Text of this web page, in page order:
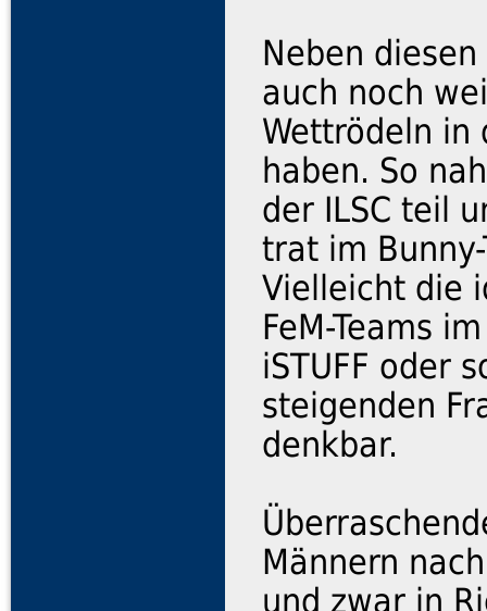
Neben
auch noch
Wettrödeln in
haben. So
der ILSC teil
trat im
Vielleicht die
FeM-Teams
iSTUFF oder
steigenden
denkbar.
Männern
und zwar in